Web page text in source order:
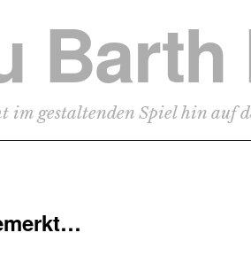
im gestaltenden Spiel hin auf